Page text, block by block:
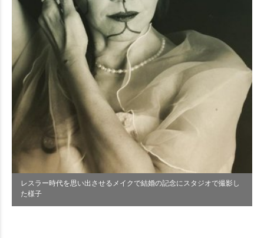
レスラー時代を思い出させるメイクで結婚の記念にスタジオで撮影し
た様子